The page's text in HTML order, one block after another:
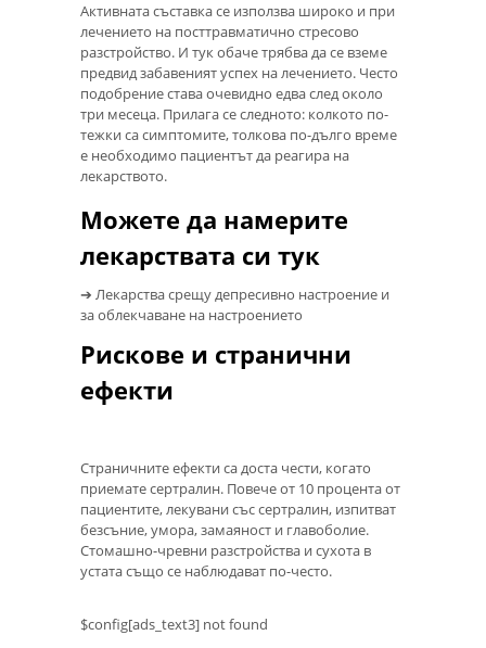
Активната съставка се използва широко и при
лечението на посттравматично стресово
разстройство. И тук обаче трябва да се вземе
предвид забавеният успех на лечението. Често
подобрение става очевидно едва след около
три месеца. Прилага се следното: колкото по-
тежки са симптомите, толкова по-дълго време
е необходимо пациентът да реагира на
лекарството.
Можете да намерите
лекарствата си тук
➔ Лекарства срещу депресивно настроение и
за облекчаване на настроението
Рискове и странични
ефекти
Страничните ефекти са доста чести, когато
приемате сертралин. Повече от 10 процента от
пациентите, лекувани със сертралин, изпитват
безсъние, умора, замаяност и главоболие.
Стомашно-чревни разстройства и сухота в
устата също се наблюдават по-често.
$config[ads_text3] not found